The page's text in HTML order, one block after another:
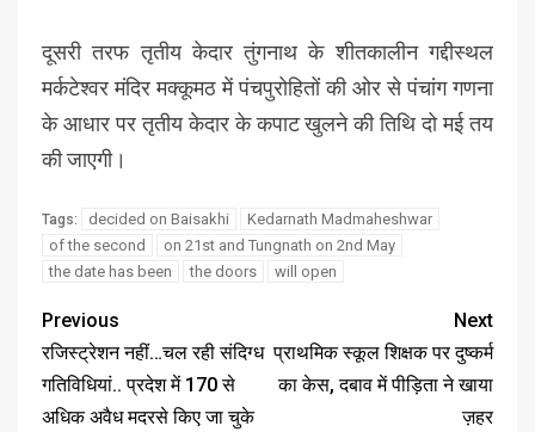
दूसरी तरफ तृतीय केदार तुंगनाथ के शीतकालीन गद्दीस्थल
मर्कटेश्वर मंदिर मक्कूमठ में पंचपुरोहितों की ओर से पंचांग गणना
के आधार पर तृतीय केदार के कपाट खुलने की तिथि दो मई तय
की जाएगी।
Tags: decided on Baisakhi
Kedarnath Madmaheshwar
of the second
on 21st and Tungnath on 2nd May
the date has been
the doors will open
Previous
रजिस्ट्रेशन नहीं…चल रही संदिग्ध
गतिविधियां.. प्रदेश में 170 से
अधिक अवैध मदरसे किए जा चुके
Next
प्राथमिक स्कूल शिक्षक पर दुष्कर्म
का केस, दबाव में पीड़िता ने खाया
ज़हर